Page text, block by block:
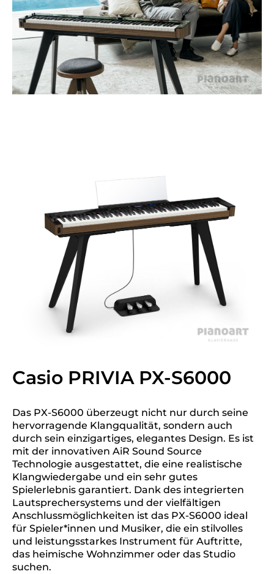
Casio PRIVIA PX-S6000
Das PX-S6000 überzeugt nicht nur durch seine
hervorragende Klangqualität, sondern auch
durch sein einzigartiges, elegantes Design. Es ist
mit der innovativen AiR Sound Source
Technologie ausgestattet, die eine realistische
Klangwiedergabe und ein sehr gutes
Spielerlebnis garantiert. Dank des integrierten
Lautsprechersystems und der vielfältigen
Anschlussmöglichkeiten ist das PX-S6000 ideal
für Spieler*innen und Musiker, die ein stilvolles
und leistungsstarkes Instrument für Auftritte,
das heimische Wohnzimmer oder das Studio
suchen.